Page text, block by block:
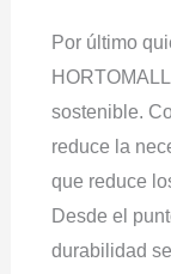
Por último
sostenible.
reduce la
que reduce
Desde el
durabilidad